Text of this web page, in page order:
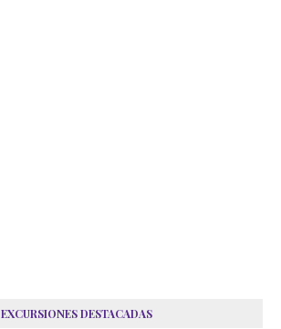
EXCURSIONES DESTACADAS